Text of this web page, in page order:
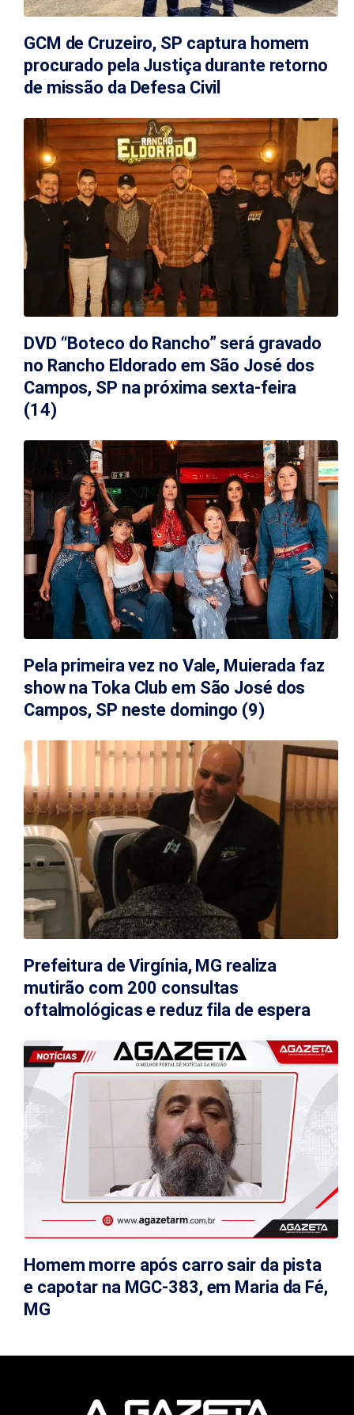
GCM de Cruzeiro, SP captura homem
procurado pela Justiça durante retorno
de missão da Defesa Civil
DVD “Boteco do Rancho” será gravado
no Rancho Eldorado em São José dos
Campos, SP na próxima sexta-feira
(14)
Pela primeira vez no Vale, Muierada faz
show na Toka Club em São José dos
Campos, SP neste domingo (9)
Prefeitura de Virgínia, MG realiza
mutirão com 200 consultas
oftalmológicas e reduz fila de espera
Homem morre após carro sair da pista
e capotar na MGC-383, em Maria da Fé,
MG